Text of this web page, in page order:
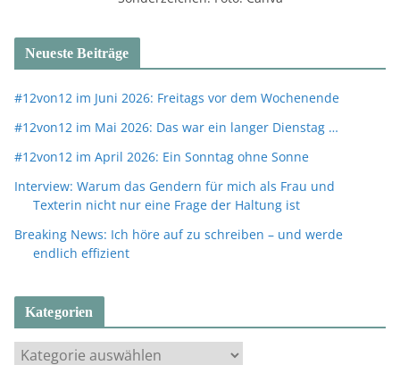
Neueste Beiträge
#12von12 im Juni 2026: Freitags vor dem Wochenende
#12von12 im Mai 2026: Das war ein langer Dienstag …
#12von12 im April 2026: Ein Sonntag ohne Sonne
Interview: Warum das Gendern für mich als Frau und
Texterin nicht nur eine Frage der Haltung ist
Breaking News: Ich höre auf zu schreiben – und werde
endlich effizient
Kategorien